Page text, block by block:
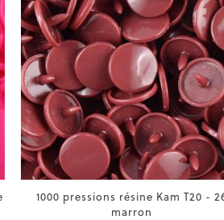
1000 pressions résine Kam T20 - 26
marron